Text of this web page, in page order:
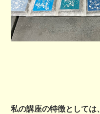
私の講座の特徴としては